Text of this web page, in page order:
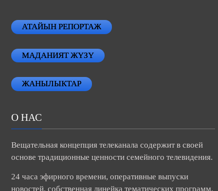
АТАЙЫН РЕПОРТАЖ
МАДАНИЯТ ЖҮЗҮ
ЖАНЫЛЫКТАР
О НАС
Вещательная концепция телеканала содержит в своей
основе традиционные ценности семейного телевидения.
24 часа эфирного времени, оперативные выпуски
новостей, собственная линейка тематических программ.